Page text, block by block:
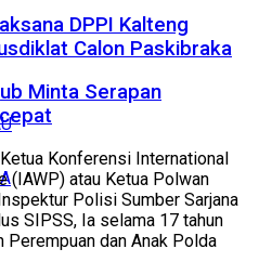
DPPI Kalteng
Calon Paskibraka
Minta Serapan
Konferensi International
atau Ketua Polwan
Polisi Sumber Sarjana
SIPSS, Ia selama 17 tahun
Perempuan dan Anak Polda